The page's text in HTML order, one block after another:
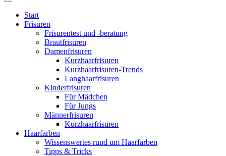
Start
Frisuren
Frisurentest und -beratung
Brautfrisuren
Damenfrisuren
Kurzhaarfrisuren
Kurzhaarfrisuren-Trends
Langhaarfrisuren
Kinderfrisuren
Für Mädchen
Für Jungs
Männerfrisuren
Kurzhaarfrisuren
Haarfarben
Wissenswertes rund um Haarfarben
Tipps & Tricks